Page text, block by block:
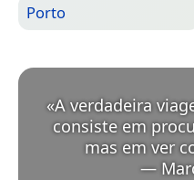
Porto
«A verdadeira
consiste em
mas em ver
—